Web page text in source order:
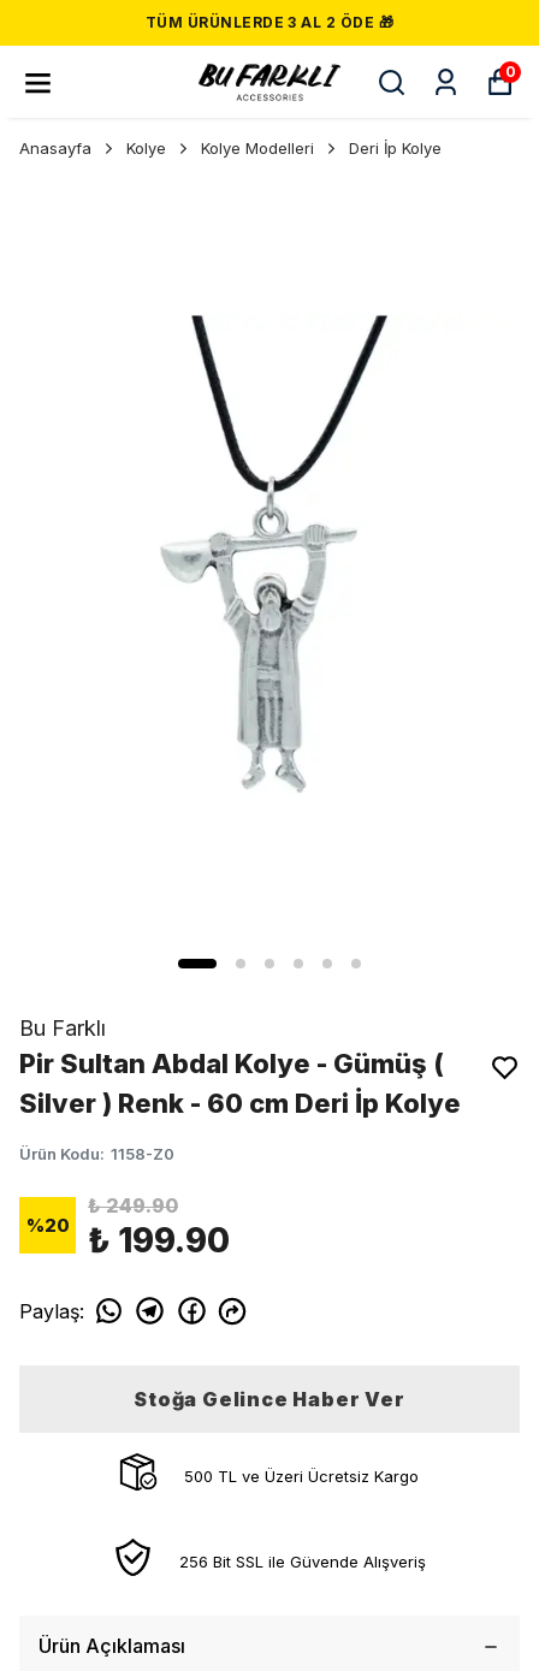
TÜM ÜRÜNLERDE 3 AL 2 ÖDE 🎁
0
Anasayfa Kolye Kolye Modelleri Deri İp Kolye
Bu Farklı
Pir Sultan Abdal Kolye - Gümüş (
Silver ) Renk - 60 cm Deri İp Kolye
Ürün Kodu: 1158-Z0
%20
₺ 249.90
₺ 199.90
Paylaş:
Stoğa Gelince Haber Ver
500 TL ve Üzeri Ücretsiz Kargo
256 Bit SSL ile Güvende Alışveriş
Ürün Açıklaması